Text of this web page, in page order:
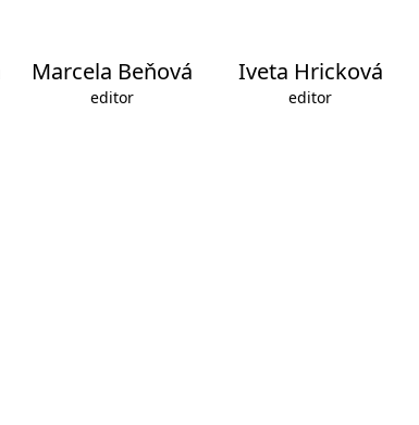
Marcela Beňová
editor
Iveta Hricková
editor